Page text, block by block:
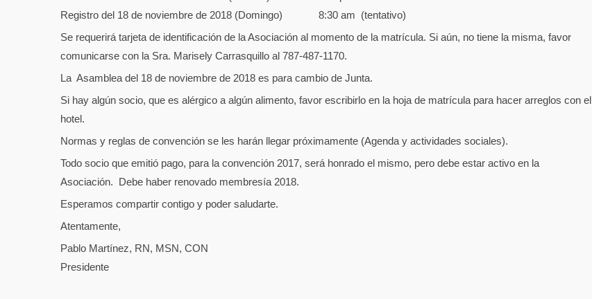
Registro del 18 de noviembre de 2018 (Domingo) 8:30 am (tentativo)
Se requerirá tarjeta de identificación de la Asociación al momento de la matrícula. Si aún, no tiene la misma, favor
comunicarse con la Sra. Marisely Carrasquillo al 787-487-1170.
La Asamblea del 18 de noviembre de 2018 es para cambio de Junta.
Si hay algún socio, que es alérgico a algún alimento, favor escribirlo en la hoja de matrícula para hacer arreglos con el
hotel.
Normas y reglas de convención se les harán llegar próximamente (Agenda y actividades sociales).
Todo socio que emitió pago, para la convención 2017, será honrado el mismo, pero debe estar activo en la
Asociación. Debe haber renovado membresía 2018.
Esperamos compartir contigo y poder saludarte.
Atentamente,
Pablo Martínez, RN, MSN, CON
Presidente